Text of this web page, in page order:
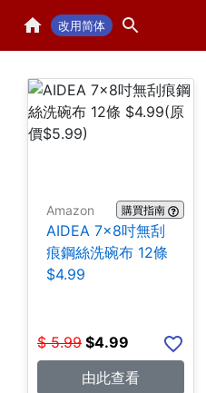
改用简体
Amazon 購買指南
AIDEA 7×8吋無刮
痕鋼絲洗碗布 12條
$4.99
$ 5.99 $4.99
由此查看